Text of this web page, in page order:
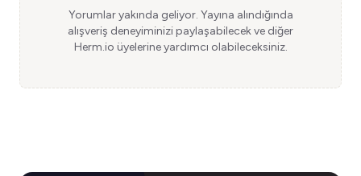
Yorumlar yakında geliyor. Yayına alındığında
alışveriş deneyiminizi paylaşabilecek ve diğer
Herm.io üyelerine yardımcı olabileceksiniz.